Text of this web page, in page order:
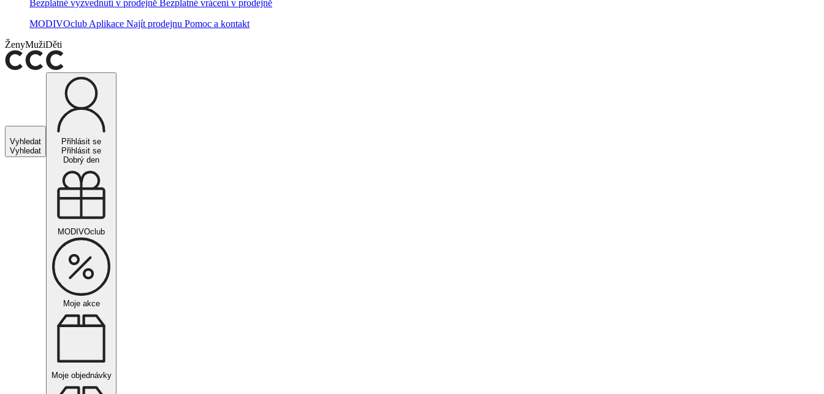
Bezplatné vyzvednutí v prodejně Bezplatné vrácení v prodejně
MODIVOclub Aplikace Najít prodejnu Pomoc a kontakt
ŽenyMužiDěti
Vyhledat
Vyhledat
Přihlásit se
Přihlásit se
Dobrý den
MODIVOclub
Moje akce
Moje objednávky